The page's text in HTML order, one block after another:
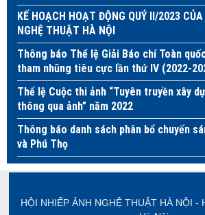
KẾ HOẠCH HOẠT ĐỘNG QUÝ II/2023
NGHỆ THUẬT HÀ NỘI
Thông báo Thể lệ Giải Báo chí Toàn
tham nhũng tiêu cực lần thứ IV (2022-
Thể lệ Cuộc thi ảnh “Tuyên truyền xây
thông qua ảnh” năm 2022
Thông báo danh sách phân bổ chuyến
và Phú Thọ
HỘI NHIẾP ẢNH NGHỆ THUẬT HÀ NỘI -